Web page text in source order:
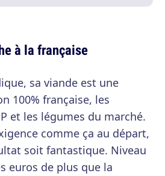
à la française
sa viande est une
100% française, les
et les légumes du marché.
comme ça au départ,
soit fantastique. Niveau
euros de plus que la